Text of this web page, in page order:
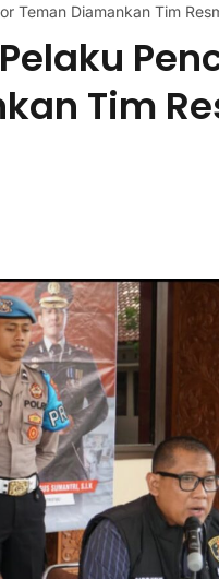
Teman Diamankan Tim
Tim